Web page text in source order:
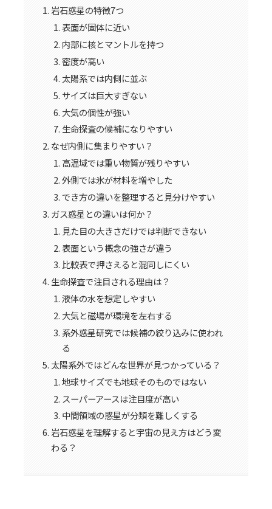
岩石惑星の特徴7つ
表面が固体に近い
内部に核とマントルを持つ
密度が高い
太陽系では内側に並ぶ
サイズは巨大すぎない
大気の個性が強い
生命探査の候補になりやすい
なぜ内側に集まりやすい？
高温域では重い物質が残りやすい
外側では氷が材料を増やした
でき方の違いを整理すると見分けやすい
ガス惑星との違いは何か？
見た目の大きさだけでは判断できない
表面という概念の強さが違う
比較表で押さえると混同しにくい
生命探査で注目される理由は？
液体の水を想定しやすい
大気と磁場が環境を左右する
系外惑星研究では候補の絞り込みに使われ
る
太陽系外ではどんな世界が見つかっている？
地球サイズでも地球そのものではない
スーパーアースは注目度が高い
中間領域の惑星が分類を難しくする
岩石惑星を理解すると宇宙の見え方はどう変
わる？